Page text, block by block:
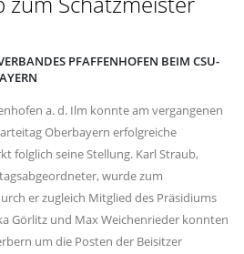
PFAFFENHOFEN BEIM CSU-
a. d. Ilm konnte am vergangenen
Oberbayern erfolgreiche
folglich seine Stellung. Karl Straub,
wurde zum
er zugleich Mitglied des Präsidiums
Görlitz und Max Weichenrieder konnten
um die Posten der Beisitzer